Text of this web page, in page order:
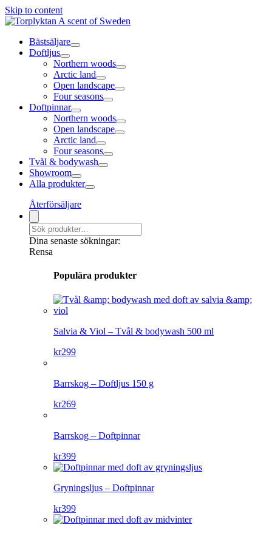
Skip to content
Bästsäljare
Doftljus
Northern woods
Arctic land
Open landscape
Four seasons
Doftpinnar
Northern woods
Open landscape
Arctic land
Four seasons
Tvål & bodywash
Showroom
Alla produkter
Återförsäljare
Dina senaste sökningar:
Rensa
Populära produkter
Salvia & Viol – Tvål & bodywash 500 ml
kr299
Barrskog – Doftljus 150 g
kr269
Barrskog – Doftpinnar
kr399
Gryningsljus – Doftpinnar
kr399